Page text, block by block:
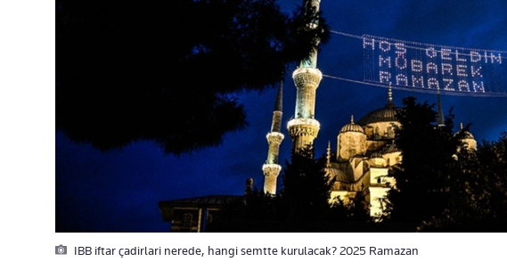
IBB iftar çadirlari nerede, hangi semtte kurulacak? 2025 Ramazan